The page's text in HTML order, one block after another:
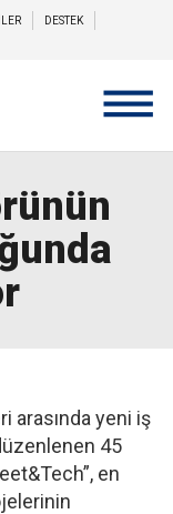
DESTEK
arasında yeni iş
45
en